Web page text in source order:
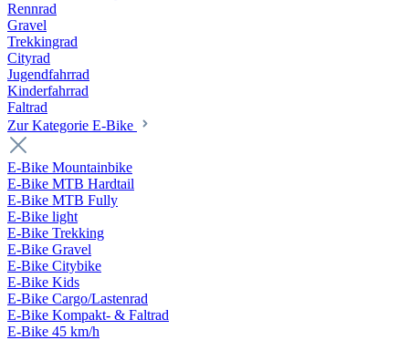
Rennrad
Gravel
Trekkingrad
Cityrad
Jugendfahrrad
Kinderfahrrad
Faltrad
Zur Kategorie E-Bike
E-Bike Mountainbike
E-Bike MTB Hardtail
E-Bike MTB Fully
E-Bike light
E-Bike Trekking
E-Bike Gravel
E-Bike Citybike
E-Bike Kids
E-Bike Cargo/Lastenrad
E-Bike Kompakt- & Faltrad
E-Bike 45 km/h